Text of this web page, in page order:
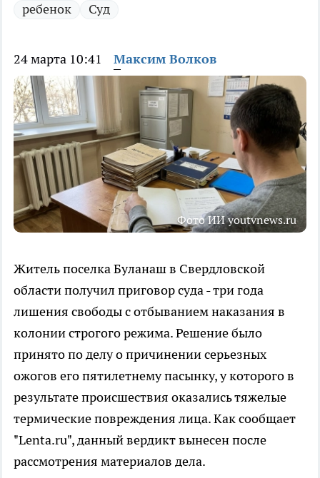
ребенок
Суд
24 марта 10:41 Максим Волков
Фото ИИ youtvnews.ru
Житель поселка Буланаш в Свердловской
области получил приговор суда - три года
лишения свободы с отбыванием наказания в
колонии строгого режима. Решение было
принято по делу о причинении серьезных
ожогов его пятилетнему пасынку, у которого в
результате происшествия оказались тяжелые
термические повреждения лица. Как сообщает
"Lenta.ru", данный вердикт вынесен после
рассмотрения материалов дела.